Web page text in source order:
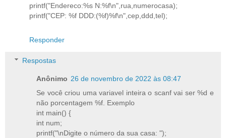
printf("Endereco:%s N:%f\n",rua,numerocasa);
printf("CEP: %f DDD:(%f)%f\n",cep,ddd,tel);
Responder
Respostas
Anônimo 26 de novembro de 2022 às 08:47
Se você criou uma variavel inteira o scanf vai ser %d e
não porcentagem %f. Exemplo
int main() {
int num;
printf("\nDigite o número da sua casa: ");